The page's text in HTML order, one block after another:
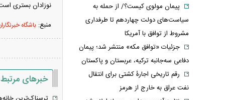
نوزادان بستری
منبع: باشگاه
خبرهای مرتبط
پیمان مولوی کیست؟/ از حمله به
سیاست‌های دولت چهاردهم تا طرفداری
مشروط از توافق با آمریکا
جزئیات «توافق مکه» منتشر شد؛ پیمان
دفاعی سه‌جانبه ترکیه، عربستان و پاکستان
رقم تاریخی اجارۀ کشتی برای انتقال
نفت عراق به خارج از هرمز